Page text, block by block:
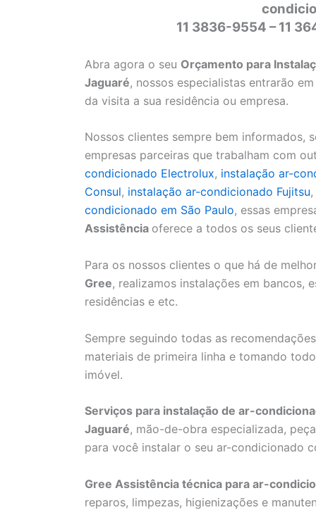
11 3836-9554 – 11
Abra agora o seu Orçamento para
Jaguaré, nossos especialistas entrarão
da visita a sua residência ou empresa.
Nossos clientes sempre bem informados,
empresas parceiras que trabalham com
condicionado Electrolux, instalação ar-
Consul, instalação ar-condicionado Fujitsu,
condicionado em São Paulo, essas
Assistência oferece a todos os seus
Para os nossos clientes o que há de
Gree, realizamos instalações em bancos,
residências e etc.
Sempre seguindo todas as
materiais de primeira linha e tomando
imóvel.
Serviços para instalação de ar-
Jaguaré, mão-de-obra especializada,
para você instalar o seu ar-condicionado
Gree Assistência técnica para ar-
reparos, limpezas, higienizações e